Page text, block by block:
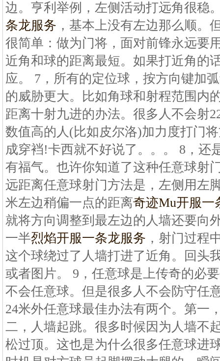
边。亨利举例，左侧活动打远角很稳
条龙服务 ，基本上没有左边那么顺。
很简单：做为门将，面对前锋永远要
近角和球的距离最短。如果打近角的
应。 7，所有的定位球，按方向键加
的威胁更大。比如角球和射程范围内
距离十射九进的办法。很多人不会射
数值高的人(比如皮尔洛)加力度打门
成穿裆!卡西就不好说了。。。 8，还
有福气。也许你知道了这种任意球射
远距离任意球射门方法是，左侧用左
米左边稍偏一点的距离奇迹Mu开服一
就将方向调整到最左边的人墙还要向
一半烈焰开服一条龙服务 ，射门过程
这个球绕过了人墙打进了近角。回头
或者图片。 9，任意球是上传奇的必
不会任意球。但是很多人不会防守任
24米外任意球最佳办法有两个。第一
二，人墙起跳。很多时候因为人墙不
松过顶。这也是为什么很多任意球进